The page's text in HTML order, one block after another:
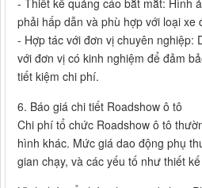
- Thiết kế quảng cáo bắt mắt: Hình
phải hấp dẫn và phù hợp với loại xe
- Hợp tác với đơn vị chuyên nghiệp:
với đơn vị có kinh nghiệm để đảm
tiết kiệm chi phí.
6. Báo giá chi tiết Roadshow ô tô
Chi phí tổ chức Roadshow ô tô
hình khác. Mức giá dao động phụ
gian chạy, và các yếu tố như thiết